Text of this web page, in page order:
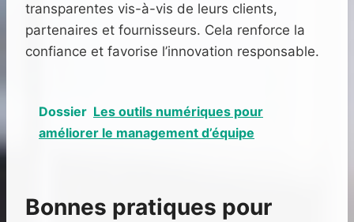
transparentes vis-à-vis de leurs clients,
partenaires et fournisseurs. Cela renforce la
confiance et favorise l’innovation responsable.
Dossier Les outils numériques pour
améliorer le management d’équipe
Bonnes pratiques pour